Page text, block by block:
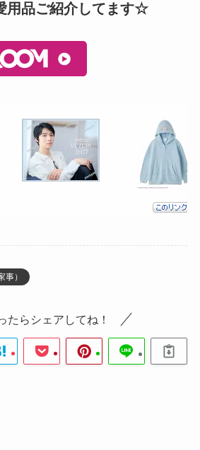
用品ご紹介してます☆
）
たらシェアしてね！